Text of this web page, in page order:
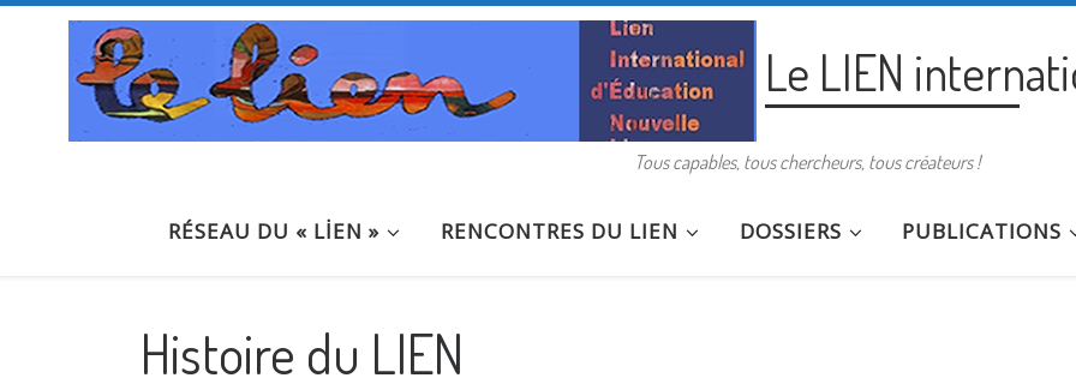
Passer au contenu
Le LIEN
Tous capables, tous chercheurs, tous créateurs !
RÉSEAU DU « LİEN » RENCONTRES DU LIEN DOSSIERS PUBLICATIONS
Histoire du LIEN